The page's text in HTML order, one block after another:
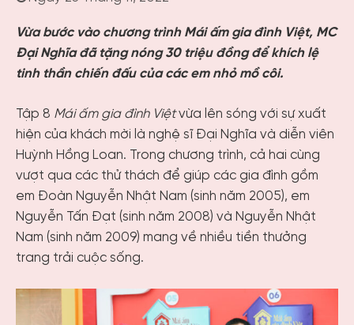
Vừa bước vào chương trình Mái ấm gia đình Việt, MC
Đại Nghĩa đã tặng nóng 30 triệu đồng để khích lệ
tinh thần chiến đấu của các em nhỏ mồ côi.
Tập 8 Mái ấm gia đình Việtvừa lên sóng với sự xuất
hiện của khách mời là nghệ sĩ Đại Nghĩa và diễn viên
Huỳnh Hồng Loan. Trong chương trình, cả hai cùng
vượt qua các thử thách để giúp các gia đình gồm
em Đoàn Nguyễn Nhật Nam (sinh năm 2005), em
Nguyễn Tấn Đạt (sinh năm 2008) và Nguyễn Nhật
Nam (sinh năm 2009) mang về nhiều tiền thưởng
trang trải cuộc sống.